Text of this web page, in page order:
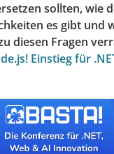
sollten, wie
es gibt und
diesen Fragen
Einstieg für